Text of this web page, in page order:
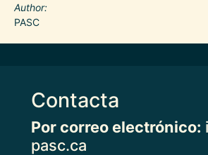
Author
PASC
Contacta
Por correo electrónico:
pasc.ca